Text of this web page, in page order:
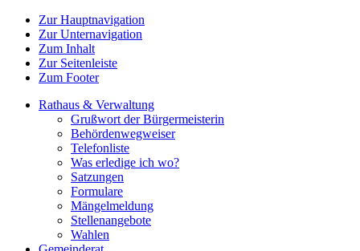
Zur Hauptnavigation
Zur Unternavigation
Zum Inhalt
Zur Seitenleiste
Zum Footer
Rathaus & Verwaltung
Grußwort der Bürgermeisterin
Behördenwegweiser
Telefonliste
Was erledige ich wo?
Satzungen
Formulare
Mängelmeldung
Stellenangebote
Wahlen